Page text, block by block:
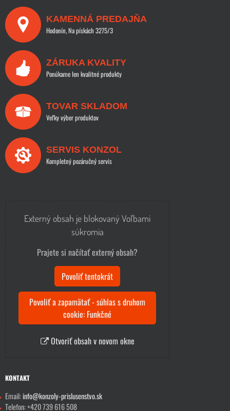
KAMENNÁ PREDAJŇA
Hodonín, Na pískách 3275/3
ZÁRUKA KVALITY
Ponúkame len kvalitné produkty
TOVAR SKLADOM
Veľky výber produktov
SERVIS KONZOL
Kompletný pozáručný servis
Externý obsah je blokovaný Voľbami
súkromia
Prajete si načítať externý obsah?
Povoliť tentokrát
Povoliť a zapamätať - súhlas s druhom
cookie: Funkčné
Otvoriť obsah v novom okne
KONTAKT
Email:info@konzoly-prislusenstvo.sk
Telefon: +420 739 616 508